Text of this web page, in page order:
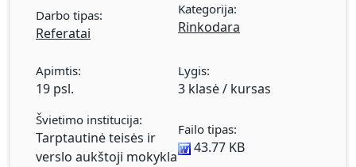
Darbo tipas:
Referatai
Kategorija:
Rinkodara
Apimtis:
19 psl.
Lygis:
3 klasė / kursas
Švietimo institucija:
Tarptautinė teisės ir
verslo aukštoji mokykla
Failo tipas:
43.77 KB